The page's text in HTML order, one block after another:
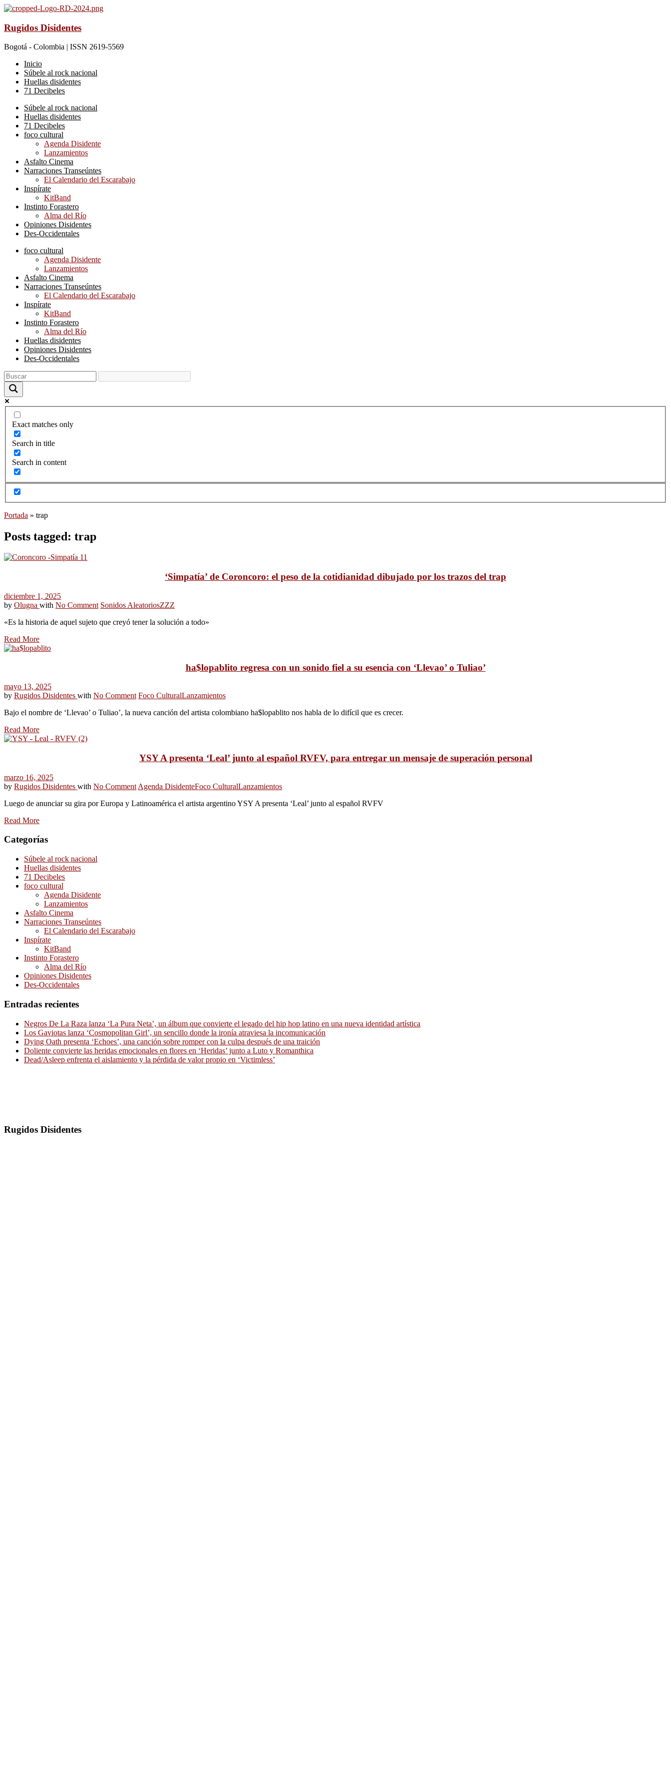
Rugidos Disidentes
Bogotá - Colombia | ISSN 2619-5569
Inicio
Súbele al rock nacional
Huellas disidentes
71 Decibeles
Súbele al rock nacional
Huellas disidentes
71 Decibeles
foco cultural
Agenda Disidente
Lanzamientos
Asfalto Cinema
Narraciones Transeúntes
El Calendario del Escarabajo
Inspírate
KitBand
Instinto Forastero
Alma del Río
Opiniones Disidentes
Des-Occidentales
foco cultural
Agenda Disidente
Lanzamientos
Asfalto Cinema
Narraciones Transeúntes
El Calendario del Escarabajo
Inspírate
KitBand
Instinto Forastero
Alma del Río
Huellas disidentes
Opiniones Disidentes
Des-Occidentales
Exact matches only
Search in title
Search in content
Portada » trap
Posts tagged: trap
‘Simpatía’ de Coroncoro: el peso de la cotidianidad dibujado por los trazos del trap
diciembre 1, 2025
by Olugna with No Comment Sonidos AleatoriosZZZ
«Es la historia de aquel sujeto que creyó tener la solución a todo»
Read More
ha$lopablito regresa con un sonido fiel a su esencia con ‘Llevao’ o Tuliao’
mayo 13, 2025
by Rugidos Disidentes with No Comment Foco CulturalLanzamientos
Bajo el nombre de ‘Llevao’ o Tuliao’, la nueva canción del artista colombiano ha$lopablito nos habla de lo difícil que es crecer.
Read More
YSY A presenta ‘Leal’ junto al español RVFV, para entregar un mensaje de superación personal
marzo 16, 2025
by Rugidos Disidentes with No Comment Agenda DisidenteFoco CulturalLanzamientos
Luego de anunciar su gira por Europa y Latinoamérica el artista argentino YSY A presenta ‘Leal’ junto al español RVFV
Read More
Categorías
Súbele al rock nacional
Huellas disidentes
71 Decibeles
foco cultural
Agenda Disidente
Lanzamientos
Asfalto Cinema
Narraciones Transeúntes
El Calendario del Escarabajo
Inspírate
KitBand
Instinto Forastero
Alma del Río
Opiniones Disidentes
Des-Occidentales
Entradas recientes
Negros De La Raza lanza ‘La Pura Neta’, un álbum que convierte el legado del hip hop latino en una nueva identidad artística
Los Gaviotas lanza ‘Cosmopolitan Girl’, un sencillo donde la ironía atraviesa la incomunicación
Dying Oath presenta ‘Echoes’, una canción sobre romper con la culpa después de una traición
Doliente convierte las heridas emocionales en flores en ‘Heridas’ junto a Luto y Romanthica
Dead/Asleep enfrenta el aislamiento y la pérdida de valor propio en ‘Victimless’
Rugidos Disidentes